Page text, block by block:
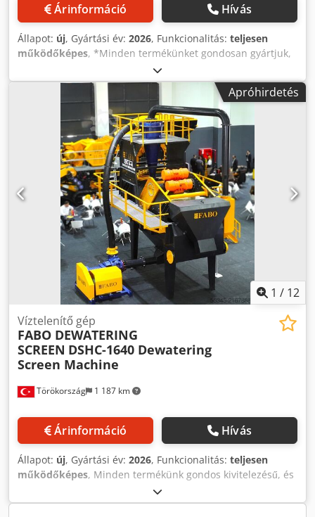
Árinformáció Hívás
Állapot: új, Gyártási év: 2026, Funkcionalitás: teljesen
működőképes, *Minden termékünket gondosan gyártjuk,
és 1 év garanciával fedezzük! *Telepítés és kezelői oktatás
INGYENES A víztelenítő osztályozó egy rezgőszita, amelyet
például bányászatban, homok- és kavicsfeldolgozásban,
valamint építőiparban használnak az iszapos keverékek
nedvességtartalmának eltávolítására. A szilárd részecskék
víztől való elválasztásával a víztelenítő osztályozó hatékony
anyagfeldolgozást tesz lehetővé, miközben csökkenti a
vízfelhasználást és javítja a végtermék minőségét. • Modell:
FABO DSHC-1635 Típus - Víztelenítő osztályozó - Kapacitás:
80-120 t/óra - Méret: 1650 x 3500 mm - Szitaszintek: 1
szint, 0,250 mikron poliuretán szitaszövet Dsdpeyzw Eyofx
An Tjck - Szitaszövet felület: 5,60 m2 - Meghajtás/fordulat:
2 x 7,5 kW 1000 rpm vibromotor - Szita dőlésszöge: 8° -
Lökethossz: 6-9 mm - Oldallemez: ERD A1 minőségű, 12
mm - Elvezetőcső: 219 x 10 mm bekötőcső - Súly: 7500 kg
TOVÁBBI INFORMÁCIÓÉRT KÉRJÜK, TELEFONÁLJON
BIZALOMMAL!!!
Apróhirdetés
1 / 12
Törökország 1 187 km
Víztelenítő gép
FABO DEWATERING
SCREEN DSHC-1640 Dewatering
Screen Machine
Árinformáció Hívás
Állapot: új, Gyártási év: 2026, Funkcionalitás: teljesen
működőképes, Minden termékünk gondos kivitelezésű, és
1 év garanciával rendelkezik! Telepítés és kezelői betanítás
INGYENES! A víztelenítő osztályozó egy olyan rezgőszitas,